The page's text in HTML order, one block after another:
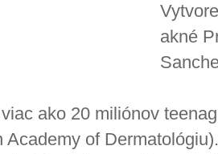
akné
ako 20 miliónov
Academy of